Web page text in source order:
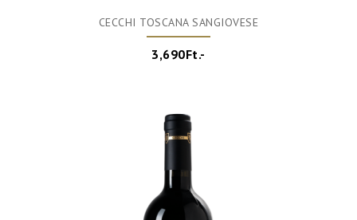
CECCHI TOSCANA SANGIOVESE
3,690Ft.-